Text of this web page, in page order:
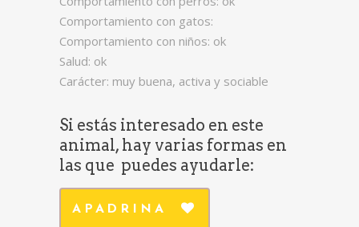
Comportamiento con gatos:
Comportamiento con niños: ok
Salud: ok
Carácter: muy buena, activa y sociable
Si estás interesado en este
animal, hay varias formas en
las que puedes ayudarle:
APADRINA